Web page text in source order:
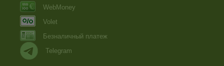
WebMoney
Volet
Безналичный платеж
Telegram